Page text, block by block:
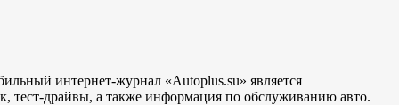
интернет-журнал «Autoplus.su» является
тест-драйвы, а также информация по обслуживанию авто.